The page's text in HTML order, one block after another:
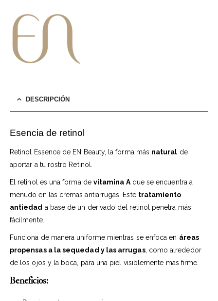
DESCRIPCIÓN
Esencia de retinol
Retinol Essence de EN Beauty, la forma más natural de
aportar a tu rostro Retinol.
El retinol es una forma de vitamina Aque se encuentra a
menudo en las cremas antiarrugas. Este tratamiento
antiedad a base de un derivado del retinol penetra más
fácilmente.
Funciona de manera uniforme mientras se enfoca en áreas
propensas a la sequedad y las arrugas, como alrededor
de los ojos y la boca, para una piel visiblemente más firme.
Beneficios: